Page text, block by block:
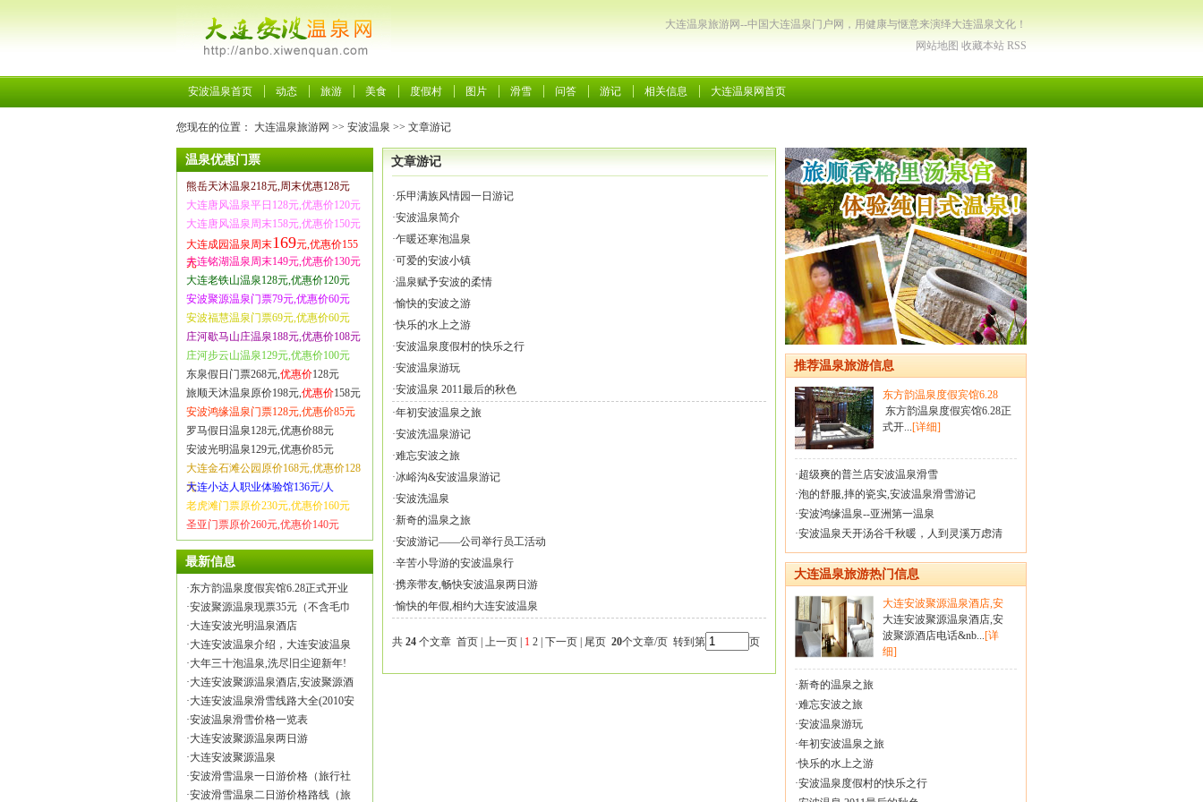
大连温泉旅游网--中国大连温泉门户网，用健康与惬意来演绎大连温泉文化！
网站地图 收藏本站 RSS
安波温泉首页 动态 旅游 美食 度假村 图片 滑雪 问答 游记 相关信息 大连温泉网首页
您现在的位置： 大连温泉旅游网 >> 安波温泉 >> 文章游记
温泉优惠门票
熊岳天沐温泉218元,周末优惠128元
大连唐风温泉平日128元,优惠价120元
大连唐风温泉周末158元,优惠价150元
大连成园温泉周末169元,优惠价155
元
大连铭湖温泉周末149元,优惠价130元
大连老铁山温泉128元,优惠价120元
安波聚源温泉门票79元,优惠价60元
安波福慧温泉门票69元,优惠价60元
庄河歇马山庄温泉188元,优惠价108元
庄河步云山温泉129元,优惠价100元
东泉假日门票268元,优惠价128元
旅顺天沐温泉原价198元,优惠价158元
安波鸿缘温泉门票128元,优惠价85元
罗马假日温泉128元,优惠价88元
安波光明温泉129元,优惠价85元
大连金石滩公园原价168元,优惠价128
元
大连小达人职业体验馆136元/人
老虎滩门票原价230元,优惠价160元
圣亚门票原价260元,优惠价140元
最新信息
·东方韵温泉度假宾馆6.28正式开业
·安波聚源温泉现票35元（不含毛巾
·大连安波光明温泉酒店
·大连安波温泉介绍，大连安波温泉
·大年三十泡温泉,洗尽旧尘迎新年!
·大连安波聚源温泉酒店,安波聚源酒
·大连安波温泉滑雪线路大全(2010安
·安波温泉滑雪价格一览表
·大连安波聚源温泉两日游
·大连安波聚源温泉
·安波滑雪温泉一日游价格（旅行社
·安波滑雪温泉二日游价格路线（旅
文章游记
·乐甲满族风情园一日游记
·安波温泉简介
·乍暖还寒泡温泉
·可爱的安波小镇
·温泉赋予安波的柔情
·愉快的安波之游
·快乐的水上之游
·安波温泉度假村的快乐之行
·安波温泉游玩
·安波温泉 2011最后的秋色
·年初安波温泉之旅
·安波洗温泉游记
·难忘安波之旅
·冰峪沟&安波温泉游记
·安波洗温泉
·新奇的温泉之旅
·安波游记——公司举行员工活动
·辛苦小导游的安波温泉行
·携亲带友,畅快安波温泉两日游
·愉快的年假,相约大连安波温泉
共 24 个文章 首页 | 上一页 | 1 2 下一页 尾页 20个文章/页 转到第 页
推荐温泉旅游信息
东方韵温泉度假宾馆6.28
东方韵温泉度假宾馆6.28正
式开...[详细]
·超级爽的普兰店安波温泉滑雪
·泡的舒服,摔的瓷实,安波温泉滑雪游记
·安波鸿缘温泉--亚洲第一温泉
·安波温泉天开汤谷千秋暖，人到灵溪万虑清
大连温泉旅游热门信息
大连安波聚源温泉酒店,安
大连安波聚源温泉酒店,安
波聚源酒店电话&nb...[详
细]
·新奇的温泉之旅
·难忘安波之旅
·安波温泉游玩
·年初安波温泉之旅
·快乐的水上之游
·安波温泉度假村的快乐之行